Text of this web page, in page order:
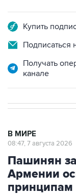
Купить
Подписаться
Получать
канале
В МИРЕ
08:47, 7 августа 2026
Пашинян
Армении